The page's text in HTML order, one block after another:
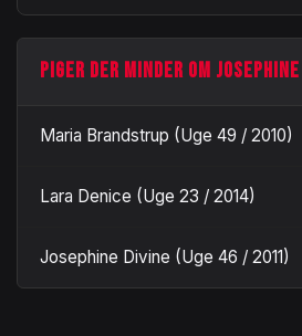
PIGER DER MINDER OM
Maria Brandstrup (Uge 49 / 2010)
Lara Denice (Uge 23 / 2014)
Josephine Divine (Uge 46 / 2011)